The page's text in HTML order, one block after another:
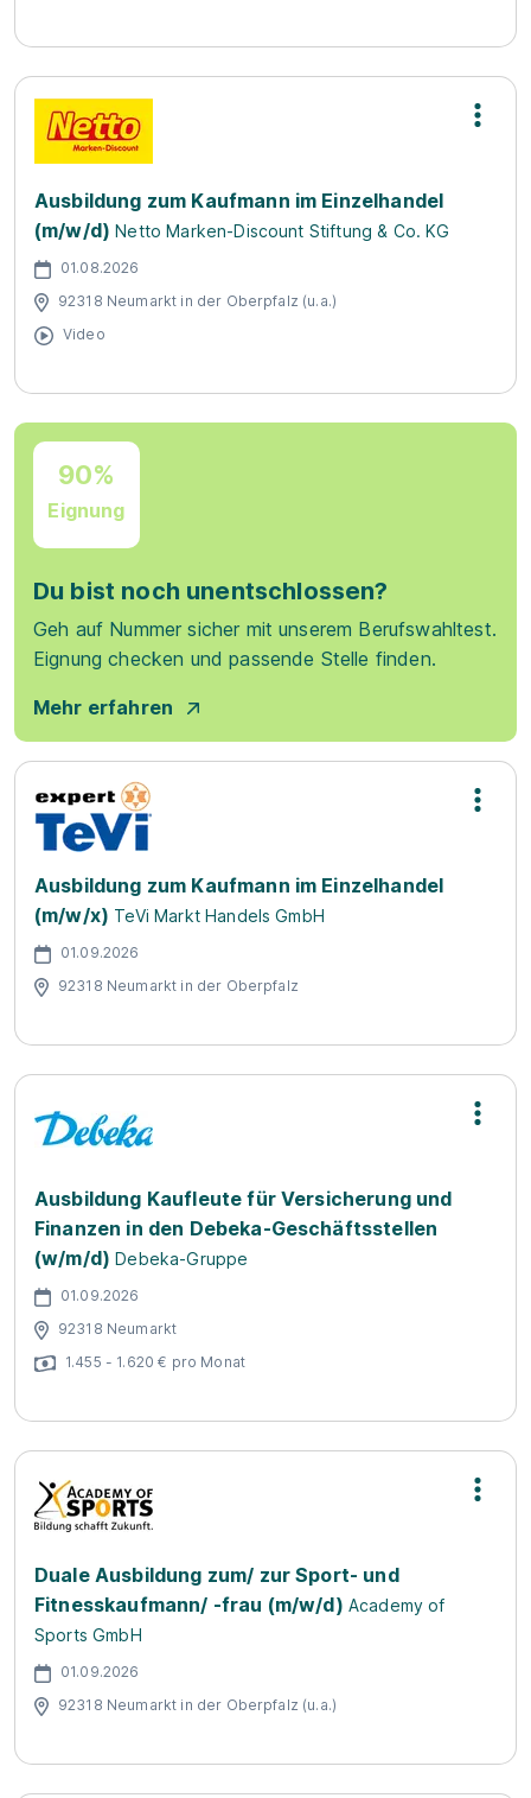
Ausbildung zum Kaufmann im Einzelhandel
(m/w/d) Netto Marken-Discount Stiftung & Co. KG
01.08.2026
92318 Neumarkt in der Oberpfalz (u.a.)
Video
90%
Eignung
Du bist noch unentschlossen?
Geh auf Nummer sicher mit unserem Berufswahltest.
Eignung checken und passende Stelle finden.
Mehr erfahren
Ausbildung zum Kaufmann im Einzelhandel
(m/w/x) TeVi Markt Handels GmbH
01.09.2026
92318 Neumarkt in der Oberpfalz
Ausbildung Kaufleute für Versicherung und
Finanzen in den Debeka-Geschäftsstellen
(w/m/d)Debeka-Gruppe
01.09.2026
92318 Neumarkt
1.455 - 1.620 € pro Monat
Duale Ausbildung zum/ zur Sport- und
Fitnesskaufmann/ -frau (m/w/d) Academy of
Sports GmbH
01.09.2026
92318 Neumarkt in der Oberpfalz (u.a.)